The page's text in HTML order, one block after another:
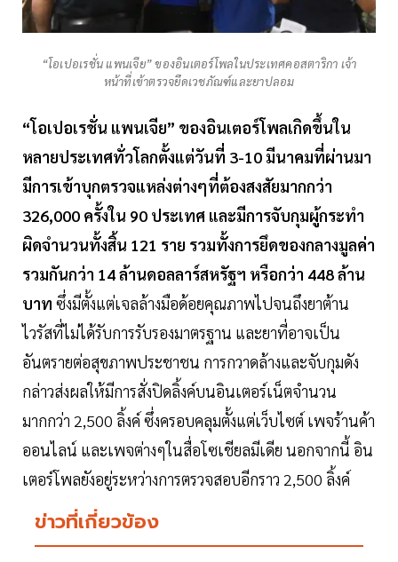
“โอเปอเรชั่น แพนเจีย” ของอินเตอร์โพลในประเทศคอสตาริกา เจ้า
หน้าที่เข้าตรวจยึดเวชภัณฑ์และยาปลอม
“โอเปอเรชั่น แพนเจีย” ของอินเตอร์โพลเกิดขึ้นใน
หลายประเทศทั่วโลกตั้งแต่วันที่ 3-10 มีนาคมที่ผ่านมา
มีการเข้าบุกตรวจแหล่งต่างๆที่ต้องสงสัยมากกว่า
326,000 ครั้งใน 90 ประเทศ และมีการจับกุมผู้กระทำ
ผิดจำนวนทั้งสิ้น 121 ราย รวมทั้งการยึดของกลางมูลค่า
รวมกันกว่า 14 ล้านดอลลาร์สหรัฐฯ หรือกว่า 448 ล้าน
บาท ซึ่งมีตั้งแต่เจลล้างมือด้อยคุณภาพไปจนถึงยาต้าน
ไวรัสที่ไม่ได้รับการรับรองมาตรฐาน และยาที่อาจเป็น
อันตรายต่อสุขภาพประชาชน การกวาดล้างและจับกุมดัง
กล่าวส่งผลให้มีการสั่งปิดลิ้งค์บนอินเตอร์เน็ตจำนวน
มากกว่า 2,500 ลิ้งค์ ซึ่งครอบคลุมตั้งแต่เว็บไซต์ เพจร้านค้า
ออนไลน์ และเพจต่างๆในสื่อโซเชียลมีเดีย นอกจากนี้ อิน
เตอร์โพลยังอยู่ระหว่างการตรวจสอบอีกราว 2,500 ลิ้งค์
ข่าวที่เกี่ยวข้อง